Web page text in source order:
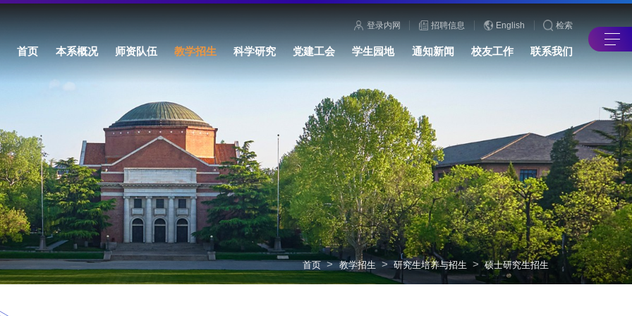
登录内网 招聘信息 English 检索
首页 本系概况 师资队伍 教学招生 科学研究 党建工会 学生园地 通知新闻 校友工作 联系我们
首页 > 教学招生 > 研究生培养与招生 > 硕士研究生招生